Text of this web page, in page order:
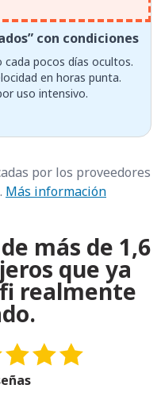
con condiciones
cada pocos días ocultos.
en horas punta.
uso intensivo.
por los proveedores
Más información
más de 1,6
que ya
realmente